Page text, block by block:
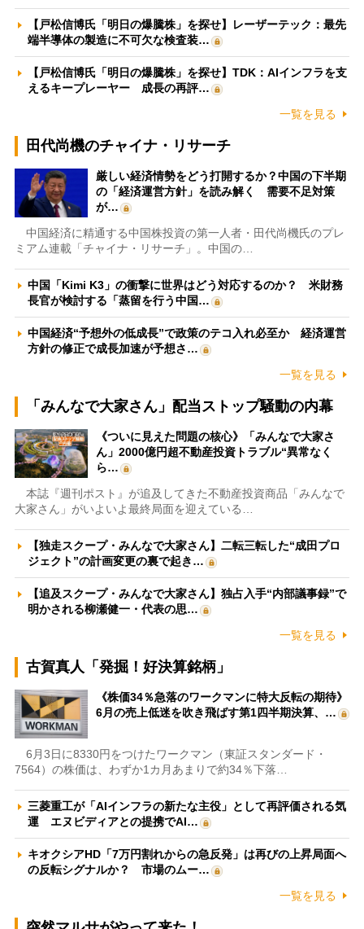
【戸松信博氏「明日の爆騰株」を探せ】レーザーテック：最先
端半導体の製造に不可欠な検査装…
【戸松信博氏「明日の爆騰株」を探せ】TDK：AIインフラを支
えるキープレーヤー 成長の再評…
一覧を見る
田代尚機のチャイナ・リサーチ
厳しい経済情勢をどう打開するか？中国の下半期
の「経済運営方針」を読み解く 需要不足対策
が…
中国経済に精通する中国株投資の第一人者・田代尚機氏のプレ
ミアム連載「チャイナ・リサーチ」。中国の…
中国「Kimi K3」の衝撃に世界はどう対応するのか？ 米財務
長官が検討する「蒸留を行う中国…
中国経済“予想外の低成長”で政策のテコ入れ必至か 経済運営
方針の修正で成長加速が予想さ…
一覧を見る
「みんなで大家さん」配当ストップ騒動の内幕
《ついに見えた問題の核心》「みんなで大家さ
ん」2000億円超不動産投資トラブル“異常なく
ら…
本誌『週刊ポスト』が追及してきた不動産投資商品「みんなで
大家さん」がいよいよ最終局面を迎えている…
【独走スクープ・みんなで大家さん】二転三転した“成田プロ
ジェクト”の計画変更の裏で起き…
【追及スクープ・みんなで大家さん】独占入手“内部議事録”で
明かされる柳瀬健一・代表の思…
一覧を見る
古賀真人「発掘！好決算銘柄」
《株価34％急落のワークマンに特大反転の期待》
6月の売上低迷を吹き飛ばす第1四半期決算、…
6月3日に8330円をつけたワークマン（東証スタンダード・
7564）の株価は、わずか1カ月あまりで約34％下落…
三菱重工が「AIインフラの新たな主役」として再評価される気
運 エヌビディアとの提携でAI…
キオクシアHD「7万円割れからの急反発」は再びの上昇局面へ
の反転シグナルか？ 市場のムー…
一覧を見る